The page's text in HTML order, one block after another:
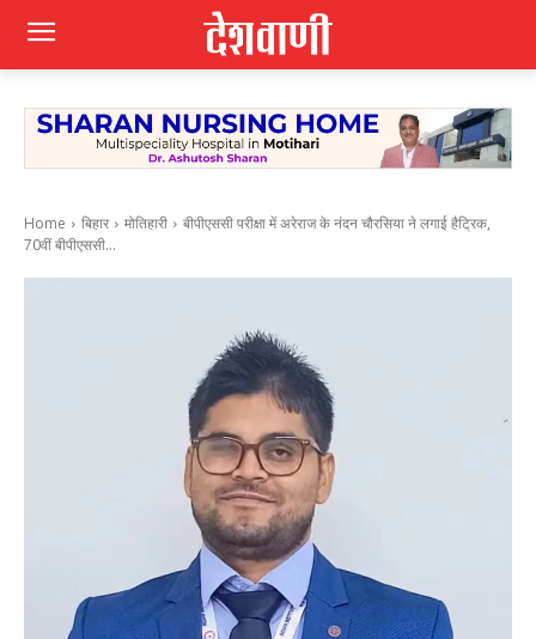
Home बिहार मोतिहारी
बीपीएससी परीक्षा में अरेराज के नंदन चौरसिया ने लगाई हैट्रिक,
70वीं बीपीएससी...